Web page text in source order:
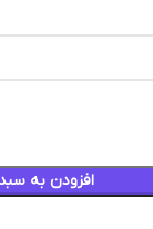
افزودن به